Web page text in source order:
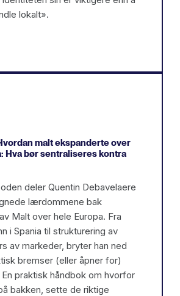
lokalt».
malt ekspanderte over
Hva bør sentraliseres kontra
deler Quentin Debavelaere
lærdommene bak
Malt over hele Europa. Fra
i Spania til strukturering av
av markeder, bryter han ned
bremser (eller åpner for)
praktisk håndbok om hvorfor
bakken, sette de riktige